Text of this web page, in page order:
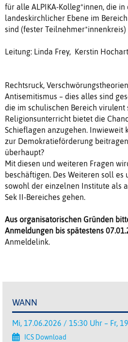
für alle ALPIKA-Kolleg*innen, die in
landeskirchlicher Ebene im
sind (fester Teilnehmer*innenkreis)
Leitung: Linda Frey, Kerstin
Rechtsruck,
Antisemitismus – dies alles sind
die im schulischen Bereich virulent
Religionsunterricht bietet die
Schieflagen anzugehen. Inwieweit
zur Demokratieförderung
überhaupt?
Mit diesen und weiteren Fragen
beschäftigen. Des Weiteren soll es
sowohl der einzelnen Institute als
Sek II-Bereiches gehen.
Aus organisatorischen Gründen
Anmeldungen bis spätestens
Anmeldelink.
WANN
Mi, 17.06.2026 / 15:30 Uhr – Fr,
ICS Download